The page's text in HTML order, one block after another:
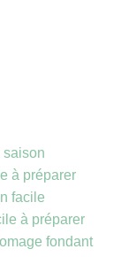
saison
à préparer
facile
à préparer
fondant